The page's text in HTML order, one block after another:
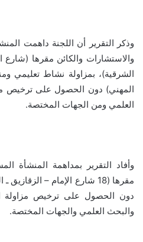
وذكر التقرير أن اللجنة داهمت
والاستشارات والكائن مقرها (شارع
الشرقية)، بمزاولة نشاط تعليمي
المهني) دون الحصول على ترخيص من
العلمي ومن الجهات المختصة.
وأفاد التقرير بمداهمة المنشأة
مقرها (18 شارع الإمام –
دون الحصول على ترخيص مزاولة
والبحث العلمي والجهات المختصة.